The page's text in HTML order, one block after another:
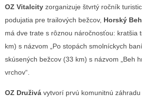
OZ Vitalcity zorganizuje štvrtý ročník
podujatia pre trailových bežcov, Horský
má dve trate s rôznou náročnosťou: kratšia
km) s názvom „Po stopách smolníckych
skúsených bežcov (33 km) s názvom „Beh
vrchov“.
OZ Druživá vytvorí prvú komunitnú